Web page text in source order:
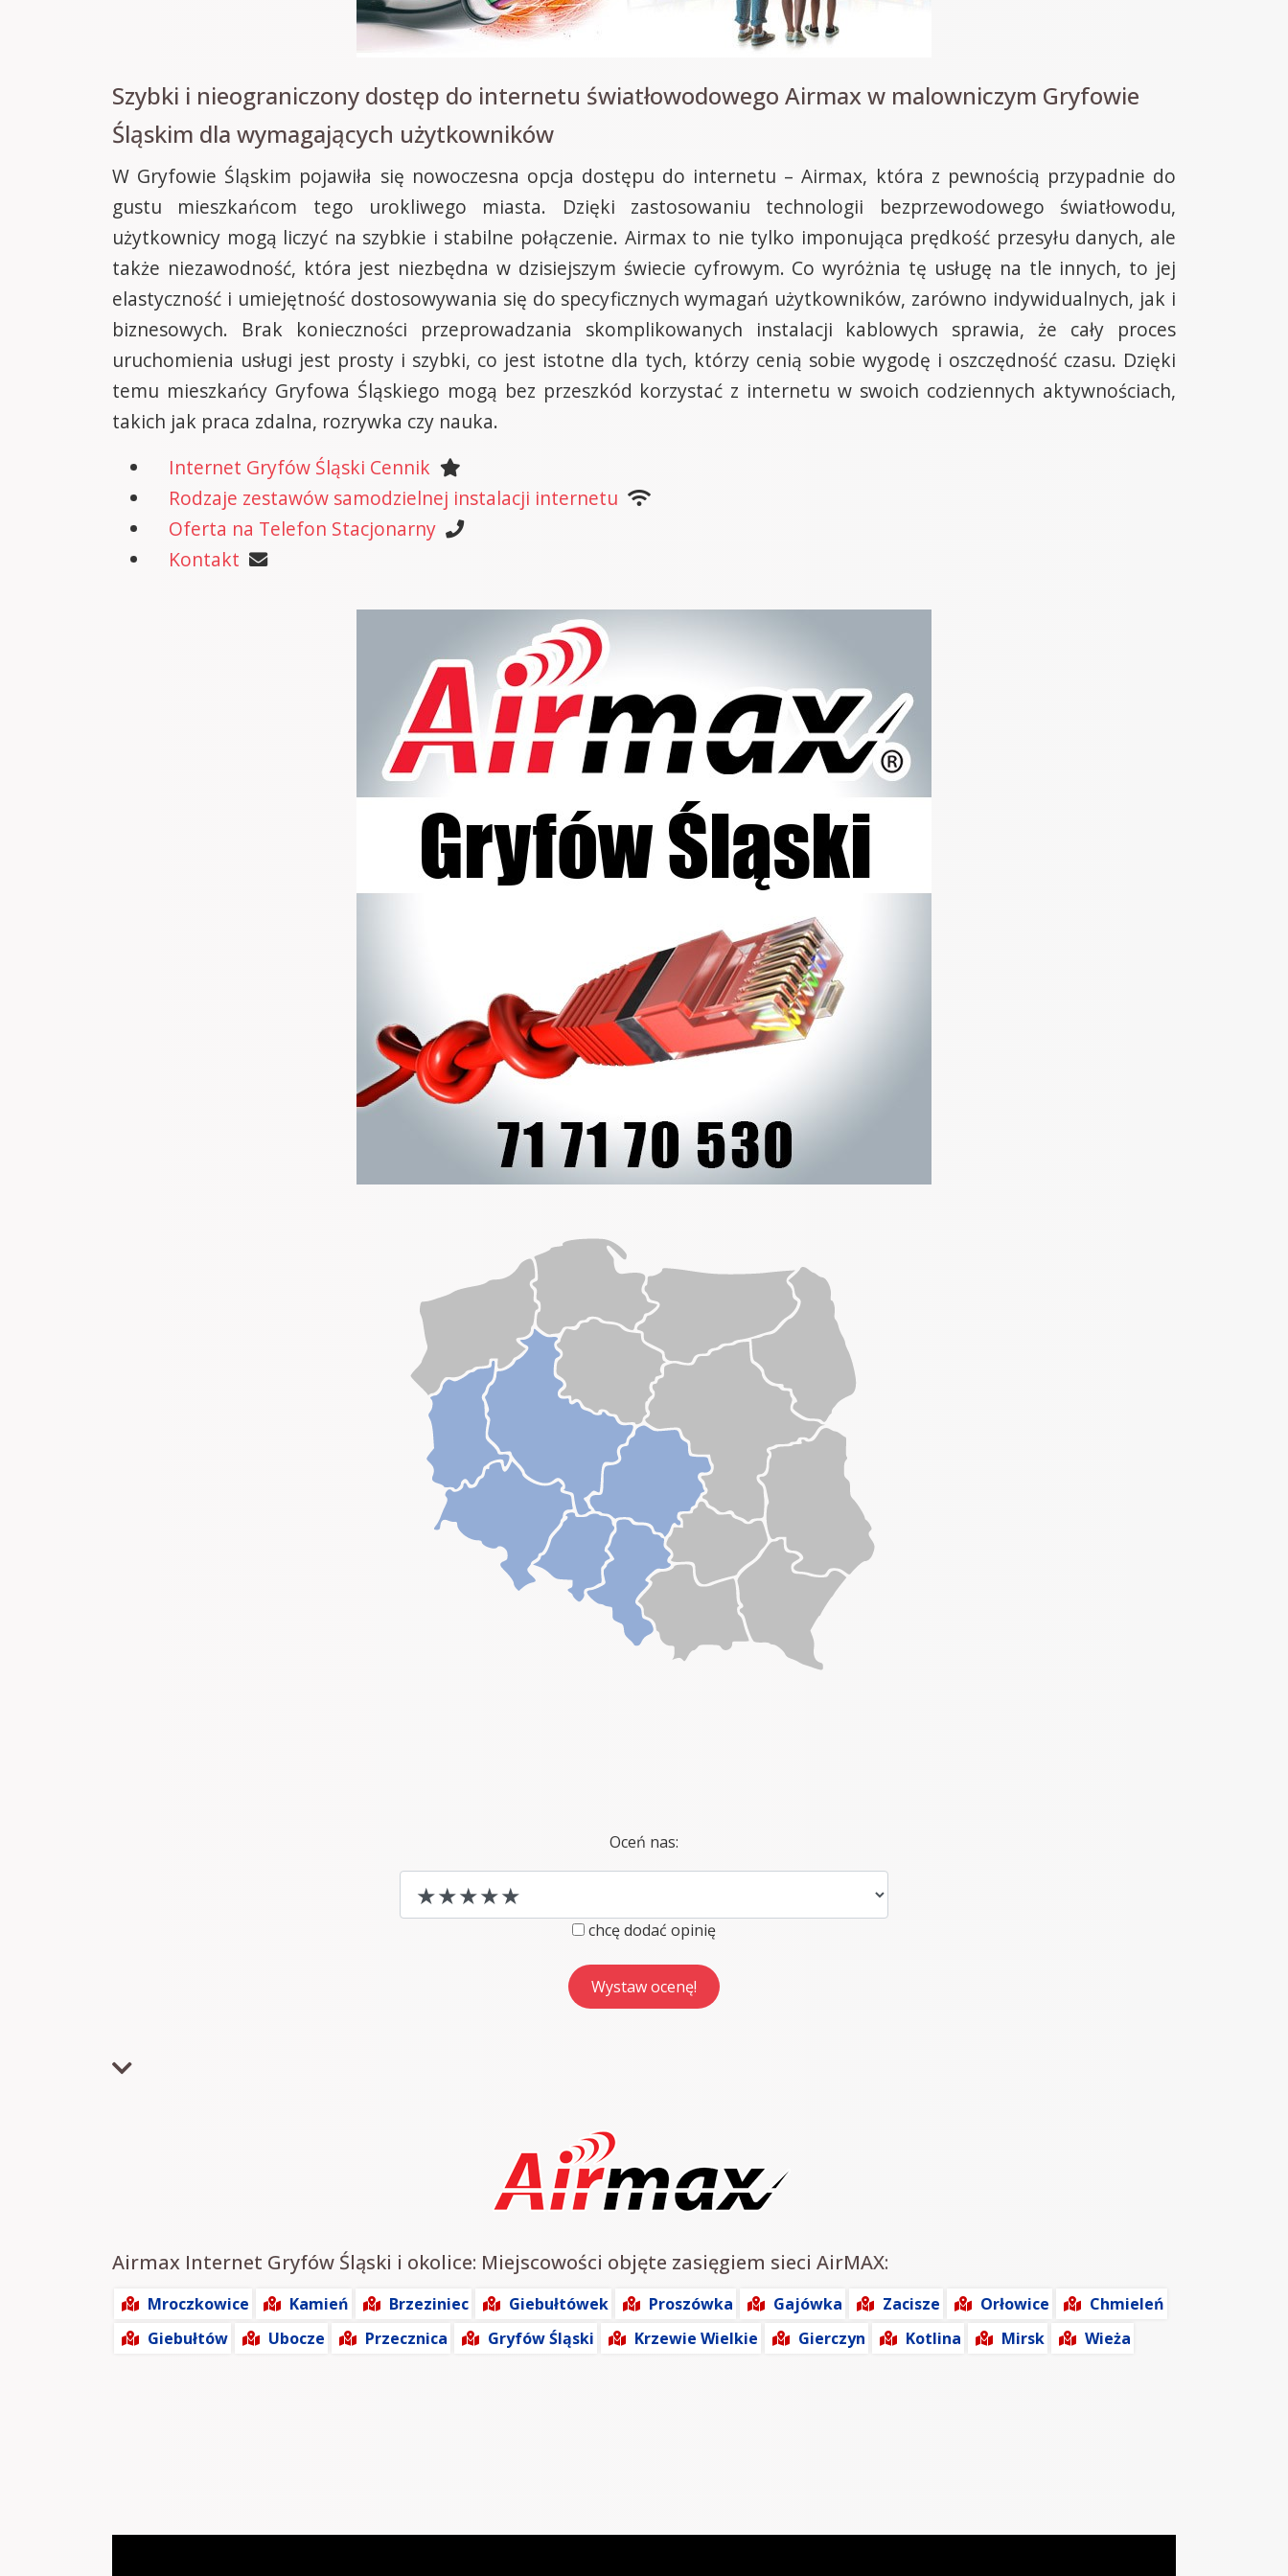
Szybki i nieograniczony dostęp do internetu światłowodowego Airmax w malowniczym Gryfowie
Śląskim dla wymagających użytkowników
W Gryfowie Śląskim pojawiła się nowoczesna opcja dostępu do internetu – Airmax, która z pewnością przypadnie do
gustu mieszkańcom tego urokliwego miasta. Dzięki zastosowaniu technologii bezprzewodowego światłowodu,
użytkownicy mogą liczyć na szybkie i stabilne połączenie. Airmax to nie tylko imponująca prędkość przesyłu danych, ale
także niezawodność, która jest niezbędna w dzisiejszym świecie cyfrowym. Co wyróżnia tę usługę na tle innych, to jej
elastyczność i umiejętność dostosowywania się do specyficznych wymagań użytkowników, zarówno indywidualnych, jak i
biznesowych. Brak konieczności przeprowadzania skomplikowanych instalacji kablowych sprawia, że cały proces
uruchomienia usługi jest prosty i szybki, co jest istotne dla tych, którzy cenią sobie wygodę i oszczędność czasu. Dzięki
temu mieszkańcy Gryfowa Śląskiego mogą bez przeszkód korzystać z internetu w swoich codziennych aktywnościach,
takich jak praca zdalna, rozrywka czy nauka.
Internet Gryfów Śląski Cennik
Rodzaje zestawów samodzielnej instalacji internetu
Oferta na Telefon Stacjonarny
Kontakt
Oceń nas:
chcę dodać opinię
Airmax Internet Gryfów Śląski i okolice: Miejscowości objęte zasięgiem sieci AirMAX:
Mroczkowice Kamień Brzeziniec Giebułtówek Proszówka Gajówka Zacisze Orłowice
Chmieleń
Giebułtów
Ubocze Przecznica Gryfów Śląski Krzewie Wielkie Gierczyn Kotlina Mirsk Wieża